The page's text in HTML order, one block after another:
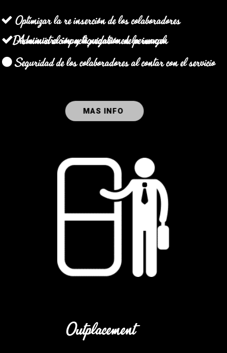
Administración y liquidación de personal
MAS INFO
Optimizar la re inserción de los colaboradores
Disminuir el impacto negativo en la imagen
Seguridad de los colaboradores al contar con el servicio
Outplacement